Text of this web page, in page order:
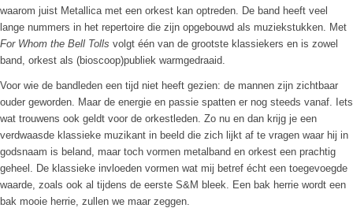
waarom juist Metallica met een orkest kan optreden. De band heeft veel
lange nummers in het repertoire die zijn opgebouwd als muziekstukken. Met
For Whom the Bell Tolls volgt één van de grootste klassiekers en is zowel
band, orkest als (bioscoop)publiek warmgedraaid.
Voor wie de bandleden een tijd niet heeft gezien: de mannen zijn zichtbaar
ouder geworden. Maar de energie en passie spatten er nog steeds vanaf. Iets
wat trouwens ook geldt voor de orkestleden. Zo nu en dan krijg je een
verdwaasde klassieke muzikant in beeld die zich lijkt af te vragen waar hij in
godsnaam is beland, maar toch vormen metalband en orkest een prachtig
geheel. De klassieke invloeden vormen wat mij betref écht een toegevoegde
waarde, zoals ook al tijdens de eerste S&M bleek. Een bak herrie wordt een
bak mooie herrie, zullen we maar zeggen.